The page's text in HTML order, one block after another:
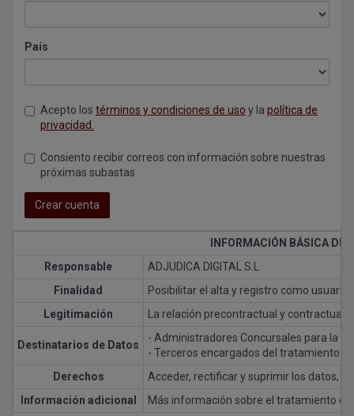
País
Acepto los términos y condiciones de uso y la política de
privacidad.
Consiento recibir correos con información sobre nuestras
próximas subastas
Crear cuenta
INFORMACIÓN BÁSICA DE
Responsable
ADJUDICA DIGITAL S.L
Finalidad
Posibilitar el alta y registro como usuario
Legitimación
La relación precontractual y contractual
Destinatarios de Datos
- Administradores Concursales para la
- Terceros encargados del tratamiento.
Derechos
Acceder, rectificar y suprimir los datos,
Información adicional
Más información sobre el tratamiento